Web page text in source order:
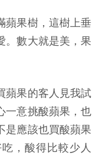
果樹，這樹上垂
。數大就是美，果
果的客人見我試
一意挑酸蘋果，也
是應該也買酸蘋果
，酸得比較少人